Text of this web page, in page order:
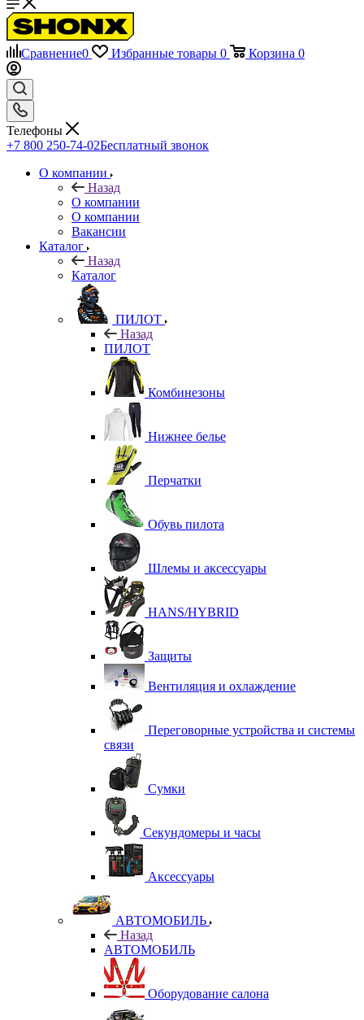
Сравнение0 Избранные товары 0 Корзина 0
Телефоны
+7 800 250-74-02Бесплатный звонок
О компании
Назад
О компании
О компании
Вакансии
Каталог
Назад
Каталог
ПИЛОТ
Назад
ПИЛОТ
Комбинезоны
Нижнее белье
Перчатки
Обувь пилота
Шлемы и аксессуары
HANS/HYBRID
Защиты
Вентиляция и охлаждение
Переговорные устройства и системы
связи
Сумки
Секундомеры и часы
Аксессуары
АВТОМОБИЛЬ
Назад
АВТОМОБИЛЬ
Оборудование салона